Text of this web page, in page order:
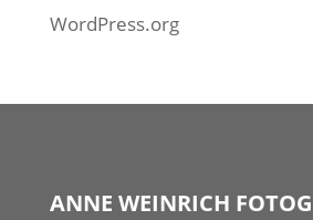
WordPress.org
ANNE WEINRICH